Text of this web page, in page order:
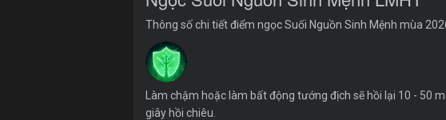
Thông số chi tiết điểm ngọc Suối Nguồn Sinh Mệnh mùa
Làm chậm hoặc làm bất động tướng địch sẽ hồi lại 10 - 50
giây hồi chiêu.